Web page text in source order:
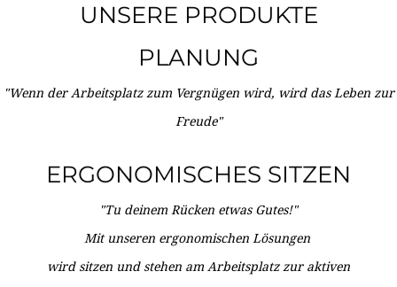
UNSERE PRODUKTE
PLANUNG
"Wenn der Arbeitsplatz zum Vergnügen wird, wird das Leben zur
Freude"
ERGONOMISCHES SITZEN
"Tu deinem Rücken etwas Gutes!"
Mit unseren ergonomischen Lösungen
wird sitzen und stehen am Arbeitsplatz zur aktiven